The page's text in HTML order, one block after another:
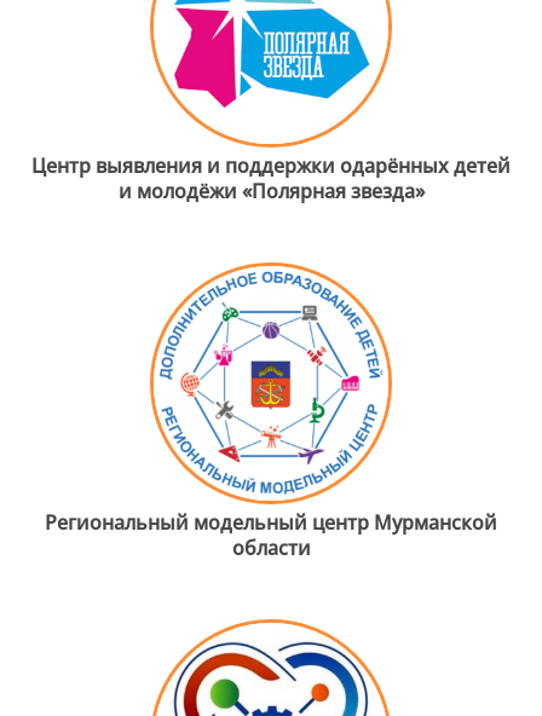
Центр выявления и поддержки одарённых детей
и молодёжи «Полярная звезда»
Региональный модельный центр Мурманской
области